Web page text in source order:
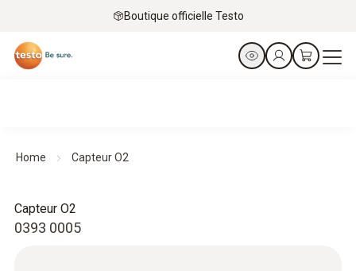
Boutique officielle Testo
Home Capteur O2
0393 0005
Capteur O2